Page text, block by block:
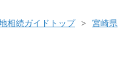
相続ガイドトップ 宮崎県